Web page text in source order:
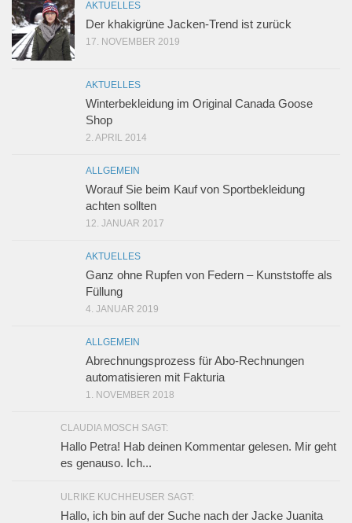
AKTUELLES
Der khakigrüne Jacken-Trend ist zurück
17. NOVEMBER 2019
AKTUELLES
Winterbekleidung im Original Canada Goose
Shop
2. APRIL 2014
ALLGEMEIN
Worauf Sie beim Kauf von Sportbekleidung
achten sollten
12. JANUAR 2017
AKTUELLES
Ganz ohne Rupfen von Federn – Kunststoffe als
Füllung
4. JANUAR 2019
ALLGEMEIN
Abrechnungsprozess für Abo-Rechnungen
automatisieren mit Fakturia
1. NOVEMBER 2018
CLAUDIA MOSCH SAGT:
Hallo Petra! Hab deinen Kommentar gelesen. Mir geht
es genauso. Ich...
ULRIKE KUCHHEUSER SAGT:
Hallo, ich bin auf der Suche nach der Jacke Juanita